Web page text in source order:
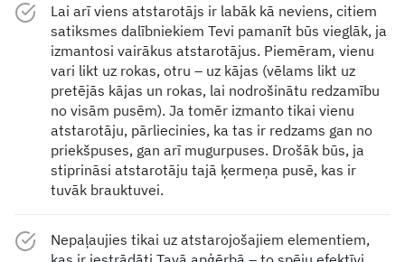
Lai arī viens atstarotājs ir labāk kā neviens, citiem
satiksmes dalībniekiem Tevi pamanīt būs vieglāk, ja
izmantosi vairākus atstarotājus. Piemēram, vienu
vari likt uz rokas, otru – uz kājas (vēlams likt uz
pretējās kājas un rokas, lai nodrošinātu redzamību
no visām pusēm). Ja tomēr izmanto tikai vienu
atstarotāju, pārliecinies, ka tas ir redzams gan no
priekšpuses, gan arī mugurpuses. Drošāk būs, ja
stiprināsi atstarotāju tajā ķermeņa pusē, kas ir
tuvāk brauktuvei.
Nepaļaujies tikai uz atstarojošajiem elementiem,